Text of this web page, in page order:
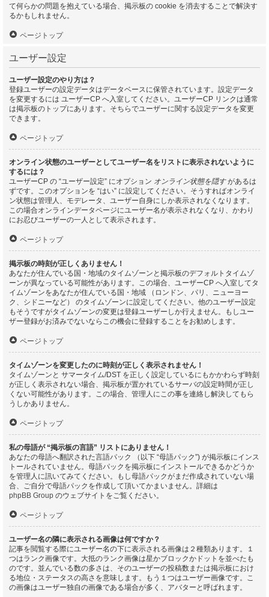
て何らかの問題を抱えている場合、掲示板の cookie を消去することで解決す
るかもしれません。
ページトップ
ユーザー設定
ユーザー設定のやり方は？
登録ユーザーの設定データはデータベースに保管されています。設定データ
を変更するには ユーザーCP へ入室してください。ユーザーCP リンクは通常
は掲示板のトップにあります。そちらでユーザーに関する設定データを変更
できます。
ページトップ
オンライン状態のユーザーとしてユーザー名をリストに表示されないように
するには？
ユーザーCP の “ユーザー設定” にオプション オンライン状態を隠すがあるは
ずです。このオプションを “はい” に設定してください。そうすればオンライ
ン状態は管理人、モデレータ、ユーザー自身にしか表示されなくなります。
この場合オンラインデータページにユーザー名が表示されなくなり、かわり
にお忍びユーザーの一人として表示されます。
ページトップ
掲示板の時刻が正しくありません！
あなたが住んでいる国・地域のタイムゾーンと掲示板のデフォルトタイムゾ
ーンが異なっている可能性があります。この場合、ユーザーCP へ入室してタ
イムゾーンをあなたが住んでいる国・地域 （ロンドン、パリ、ニューヨー
ク、シドニーなど） のタイムゾーンに設定してください。他のユーザー設定
もそうですがタイムゾーンの変更は登録ユーザーしか行えません。もしユー
ザー登録がお済みでないならこの機会に登録することをお勧めします。
ページトップ
タイムゾーンを変更したのに時刻が正しく表示されません！
タイムゾーンと サマータイム/DST を正しく設定しているにもかかわらず時刻
が正しく表示されない場合、掲示板が置かれているサーバの設定時間が正し
くない可能性があります。この場合、管理人にこの事を連絡し解決してもら
うしかありません。
ページトップ
私の母語が “掲示板の言語” リストにありません！
あなたの母語へ翻訳された言語パック （以下 “母語パック”) が掲示板にインス
トールされていません。母語パックを掲示板にインストールできるかどうか
を管理人に訊いてみてください。もし母語パックがまだ作成されていない場
合、ご自分で母語パックを作成して頂いてかまいません。詳細は
phpBB Group のウェブサイトをご覧ください。
ページトップ
ユーザー名の隣に表示される画像は何ですか？
記事を閲覧する際にユーザー名の下に表示される画像は２種類あります。１
つはランク画像です。大抵のランク画像は星かブロックかドットを並べたも
のです。並んでいる数の多さは、そのユーザーの投稿数または掲示板におけ
る地位・ステータスの高さを意味します。もう１つはユーザー画像です。こ
の画像はユーザー独自の画像である場合が多く、アバターと呼ばれます。